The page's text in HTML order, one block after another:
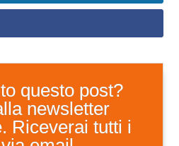
questo post?
newsletter
Riceverai tutti i